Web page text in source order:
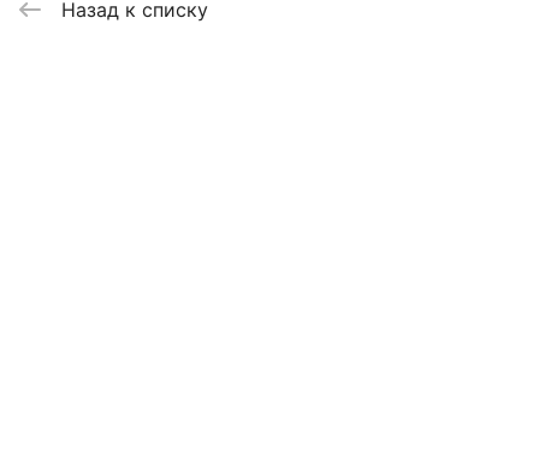
Назад к списку